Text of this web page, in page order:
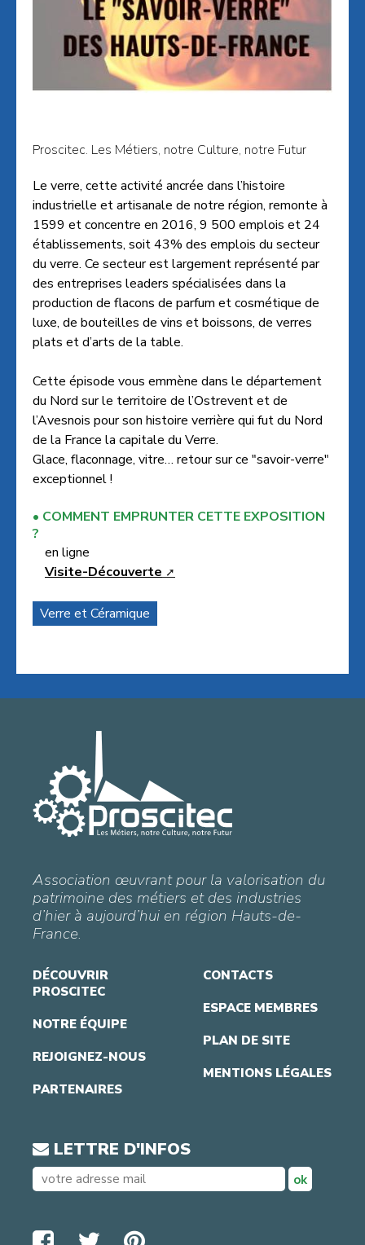
Proscitec. Les Métiers, notre Culture, notre Futur
Le verre, cette activité ancrée dans l’histoire
industrielle et artisanale de notre région, remonte à
1599 et concentre en 2016, 9 500 emplois et 24
établissements, soit 43% des emplois du secteur
du verre. Ce secteur est largement représenté par
des entreprises leaders spécialisées dans la
production de flacons de parfum et cosmétique de
luxe, de bouteilles de vins et boissons, de verres
plats et d’arts de la table.
Cette épisode vous emmène dans le département
du Nord sur le territoire de l’Ostrevent et de
l’Avesnois pour son histoire verrière qui fut du Nord
de la France la capitale du Verre.
Glace, flaconnage, vitre… retour sur ce "savoir-verre"
exceptionnel !
COMMENT EMPRUNTER CETTE EXPOSITION
?
en ligne
Visite-Découverte
Verre et Céramique
Association œuvrant pour la valorisation du
patrimoine des métiers et des industries
d’hier à aujourd’hui en région Hauts-de-
France.
DÉCOUVRIR
PROSCITEC
NOTRE ÉQUIPE
REJOIGNEZ-NOUS
PARTENAIRES
CONTACTS
ESPACE MEMBRES
PLAN DE SITE
MENTIONS LÉGALES
LETTRE D'INFOS